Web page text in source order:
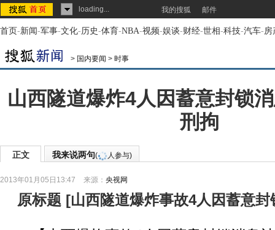
loading... 我的搜狐 邮件
首页-新闻-军事-文化-历史-体育-NBA-视频-娱谈-财经-世相-科技-汽车-房
> 国内要闻 > 时事
山西隧道爆炸4人因蓄意封锁
刑拘
正文 我来说两句( 人参与)
2013年01月05日13:47 来源： 央视网
原标题 [山西隧道爆炸事故4人因蓄意